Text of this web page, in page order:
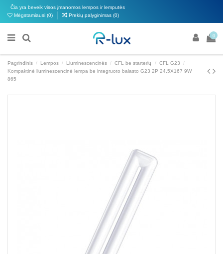
Čia yra beveik visos įmanomos lempos ir lemputės
Mėgstamiausi (0) Prekių palyginimas (0)
0
Pagrindinis Lempos Liuminescencinės CFL be starterių
CFL G23
Kompaktinė liuminescencinė lempa be integruoto balasto G23 2P 24.5X167 9W
865